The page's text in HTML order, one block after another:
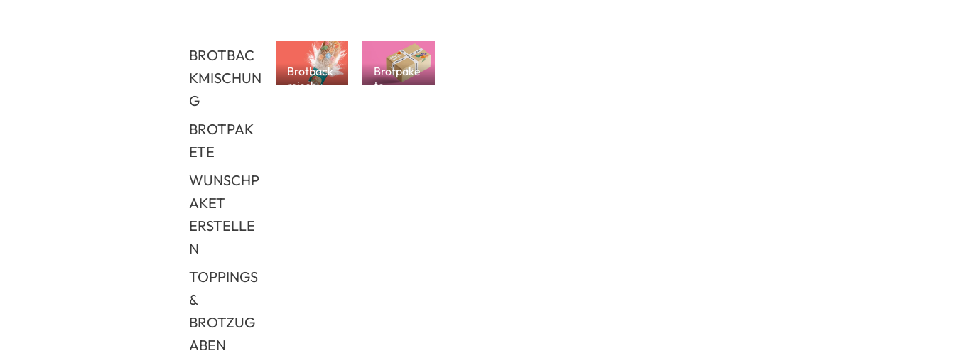
BROTBAC
KMISCHUN
G
BROTPAK
ETE
WUNSCHP
AKET
ERSTELLE
N
TOPPINGS
&
BROTZUG
ABEN
Brotbackmischungen
Brotback
mischung
Brotpakete
Brotpake
te